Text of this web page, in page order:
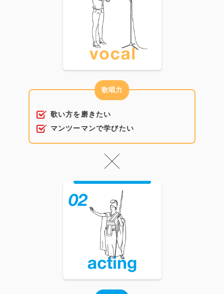
歌唱力
歌い方を磨きたい
マンツーマンで学びたい